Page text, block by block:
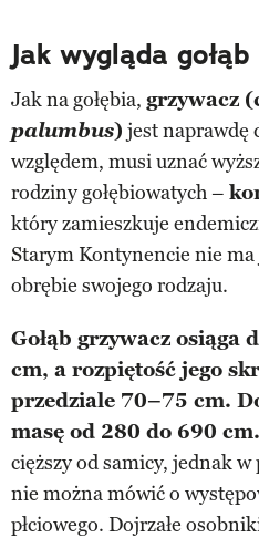
Jak wygląda
Jak na gołębia, grzywacz
palumbus) jest naprawdę
względem, musi uznać
rodziny gołębiowatych –
który zamieszkuje
Starym Kontynencie nie
obrębie swojego rodzaju.
Gołąb grzywacz osiąga
cm, a rozpiętość jego
przedziale 70–75 cm.
masę od 280 do 690 cm.
cięższy od samicy, jednak
nie można mówić o
płciowego. Dojrzałe